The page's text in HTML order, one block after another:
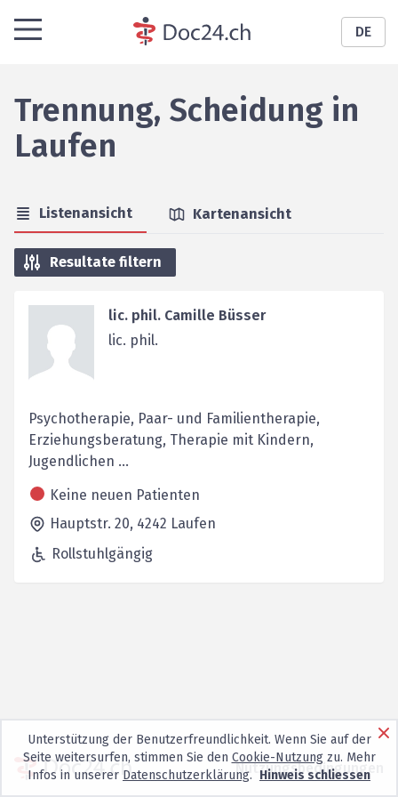
DE
Trennung, Scheidung in
Laufen
Listenansicht Kartenansicht
Resultate filtern
lic. phil. Camille Büsser
lic. phil.
Psychotherapie, Paar- und Familien­therapie,
Erziehungsberatung, Therapie mit Kindern,
Jugendlichen ...
Keine neuen Patienten
Hauptstr. 20, 4242 Laufen
Rollstuhlgängig
Nutzungsbedingungen
Unterstützung der Benutzerfreundlichkeit. Wenn Sie auf der
Seite weitersurfen, stimmen Sie den Cookie-Nutzungzu. Mehr
Infos in unserer Datenschutzerklärung. Hinweis schliessen